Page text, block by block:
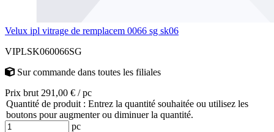
Velux ipl vitrage de remplacem 0066 sg sk06
VIPLSK060066SG
Sur commande dans toutes les filiales
Prix brut 291,00 € / pc
Quantité de produit : Entrez la quantité souhaitée ou utilisez les
boutons pour augmenter ou diminuer la quantité.
pc